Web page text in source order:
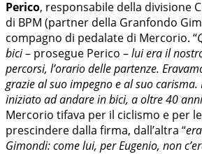
Perico, responsabile della divisione
di BPM (partner della Granfondo
compagno di pedalate di Mercorio. “
bici– prosegue Perico –lui era il
percorsi, l’orario delle partenze.
grazie al suo impegno e al suo carisma.
iniziato ad andare in bici, a oltre 40 anni
Mercorio tifava per il ciclismo e per
prescindere dalla firma, dall’altra “
Gimondi: come lui, per Eugenio, non